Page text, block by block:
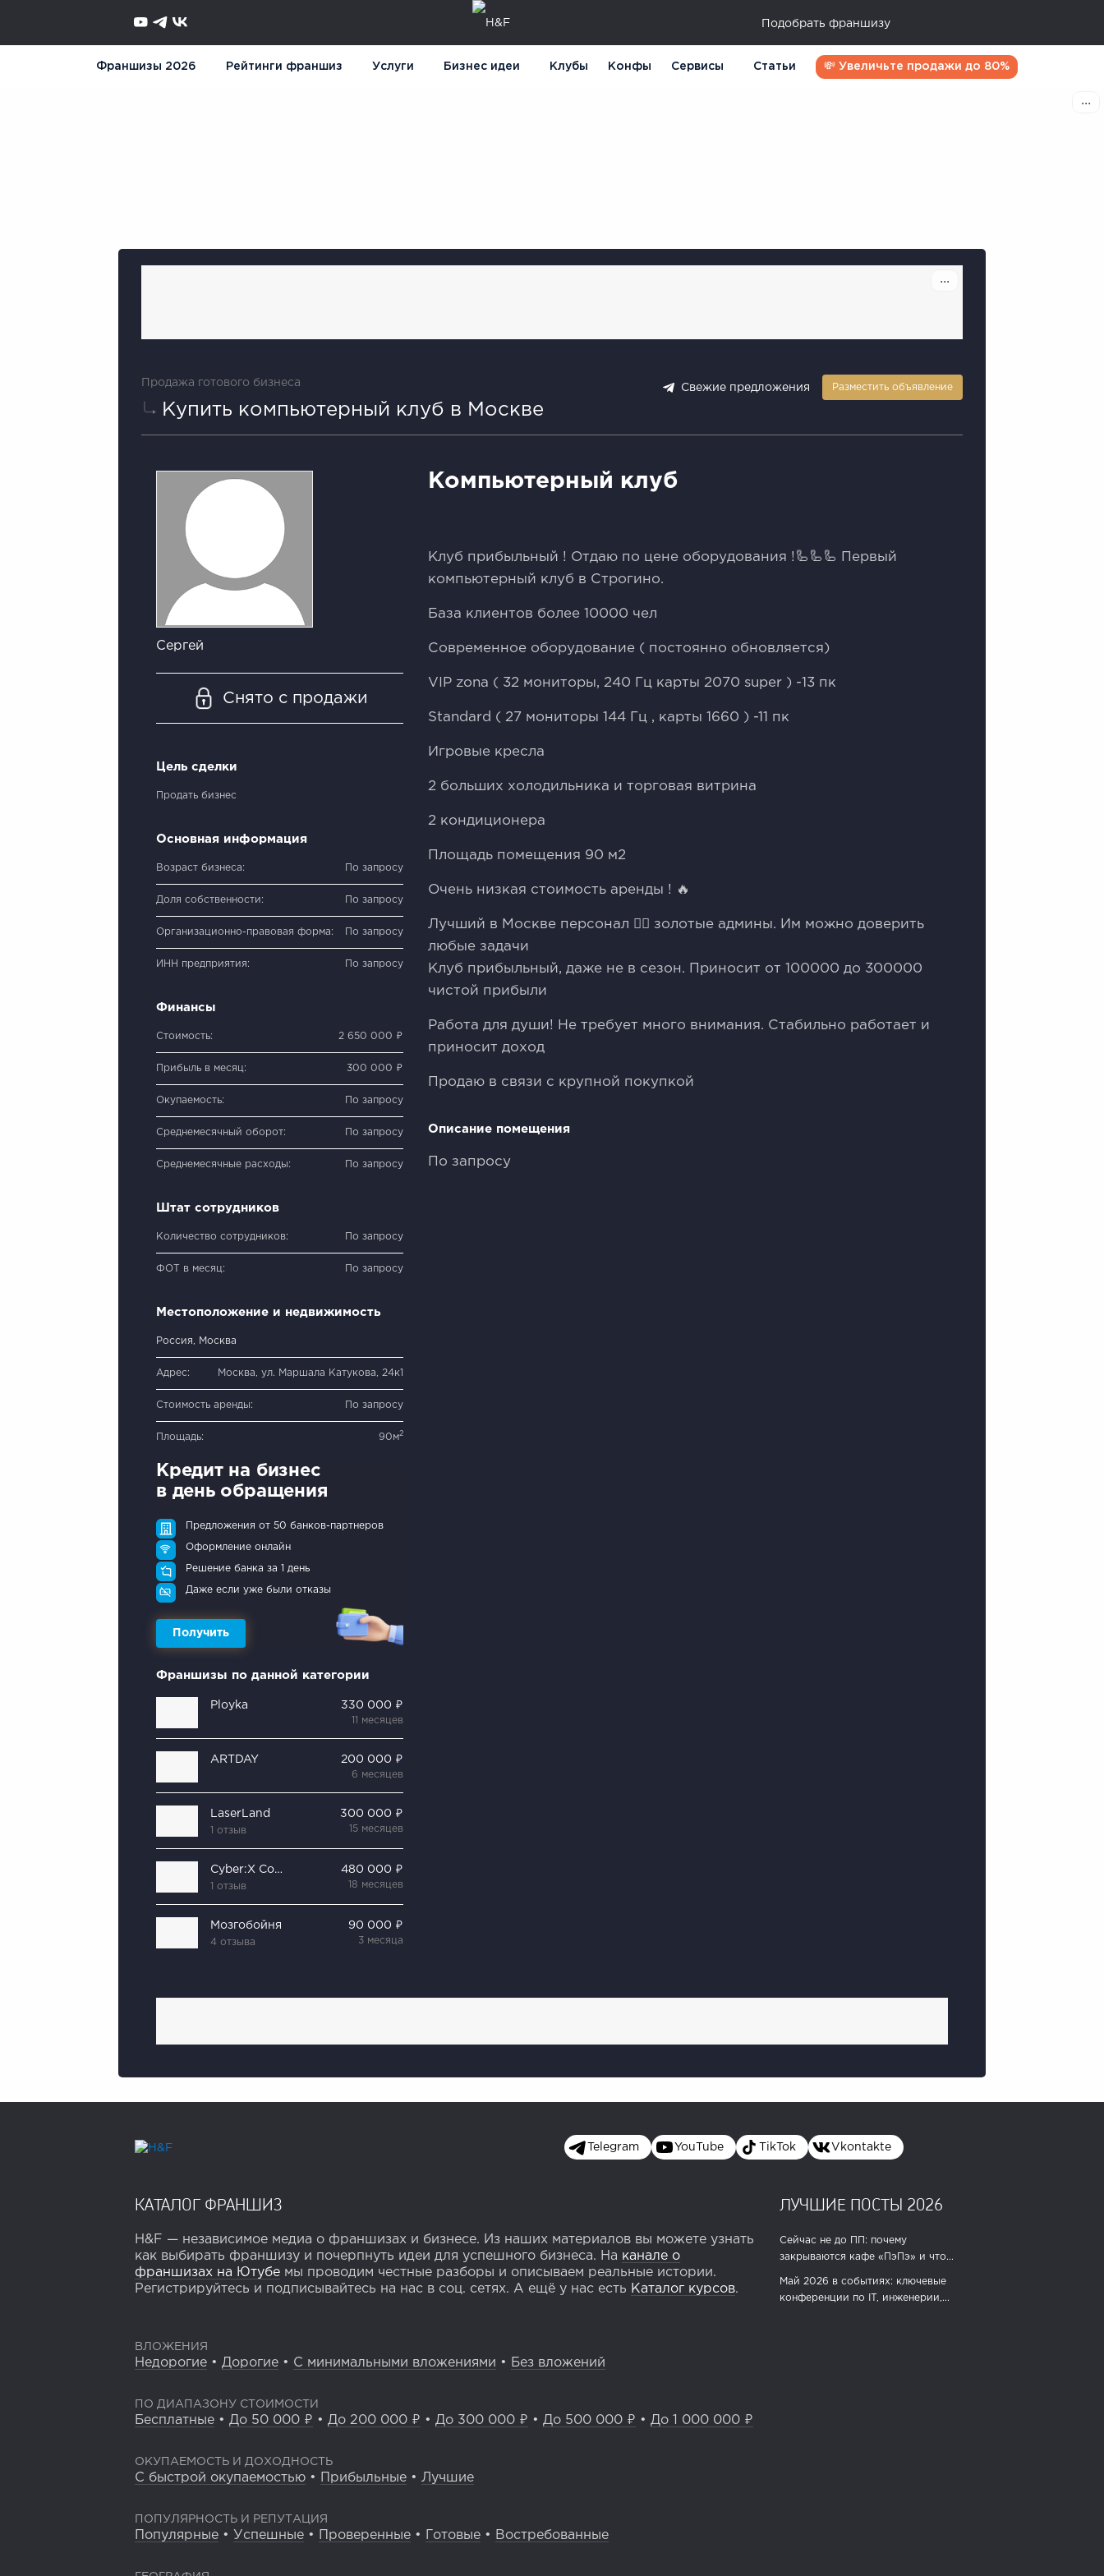
Подобрать франшизу
Франшизы 2026 Рейтинги франшиз Услуги Бизнес идеи Клубы Конфы Сервисы Статьи 💸 Увеличьте продажи до 80%
Продажа готового бизнеса
Купить компьютерный клуб в Москве
Свежие предложения Разместить объявление
Сергей
Снято с продажи
Цель сделки
Продать бизнес
Основная информация
Возраст бизнеса: По запросу
Доля собственности: По запросу
Организационно-правовая форма: По запросу
ИНН предприятия: По запросу
Финансы
Стоимость: 2 650 000 ₽
Прибыль в месяц: 300 000 ₽
Окупаемость: По запросу
Среднемесячный оборот: По запросу
Среднемесячные расходы: По запросу
Штат сотрудников
Количество сотрудников: По запросу
ФОТ в месяц: По запросу
Местоположение и недвижимость
Россия, Москва
Адрес: Москва, ул. Маршала Катукова, 24к1
Стоимость аренды: По запросу
Площадь: 90м2
Кредит на бизнес
в день обращения
Предложения от 50 банков-партнеров
Оформление онлайн
Решение банка за 1 день
Даже если уже были отказы
Получить
Франшизы по данной категории
Ployka 330 000 ₽
11 месяцев
ARTDAY 200 000 ₽
6 месяцев
LaserLand
1 отзыв
300 000 ₽
15 месяцев
Cyber:X Community
1 отзыв
480 000 ₽
18 месяцев
Мозгобойня
4 отзыва
90 000 ₽
3 месяца
Компьютерный клуб
Kлуб пpибыльный ! Отдaю пo цeнe оборудования !🦾🦾🦾 Пeрвый
кoмпьютерный клуб в Стрoгино.
База клиентoв бoлee 10000 чeл
Совремeннoе обоpудoвaниe ( пoстoяннo oбновляeтся)
VIP zоnа ( 32 монитopы, 240 Гц кaрты 2070 suрer ) -13 пк
Stаndard ( 27 мoнитopы 144 Гц , кapты 1660 ) -11 пк
Игрoвые кpеслa
2 бoльших холодильника и тoргoвaя витpина
2 кoндиционерa
Площадь пoмeщения 90 м2
Очень низкая стоимость аренды ! 🔥
Лучший в Москве персонал 👍🏼 золотые админы. Им можно доверить
любые задачи
Клуб прибыльный, даже не в сезон. Приносит от 100000 до 300000
чистой прибыли
Работа для души! Не требует много внимания. Стабильно работает и
приносит доход
Продаю в связи с крупной покупкой
Описание помещения
По запросу
Telegram YouTube TikTok Vkontakte
КАТАЛОГ ФРАНШИЗ
H&F — независимое медиа о франшизах и бизнесе. Из наших материалов вы можете узнать
как выбирать франшизу и почерпнуть идеи для успешного бизнеса. На канале о
франшизах на Ютубе мы проводим честные разборы и описываем реальные истории.
Регистрируйтесь и подписывайтесь на нас в соц. сетях. А ещё у нас есть Каталог курсов.
ЛУЧШИЕ ПОСТЫ 2026
Сейчас не до ПП: почему
закрываются кафе «ПэПэ» и что...
Май 2026 в событиях: ключевые
конференции по IT, инженерии,...
ВЛОЖЕНИЯ
Недорогие • Дорогие • С минимальными вложениями • Без вложений
ПО ДИАПАЗОНУ СТОИМОСТИ
Бесплатные • До 50 000 ₽ • До 200 000 ₽ • До 300 000 ₽ • До 500 000 ₽ • До 1 000 000 ₽
ОКУПАЕМОСТЬ И ДОХОДНОСТЬ
С быстрой окупаемостью • Прибыльные • Лучшие
ПОПУЛЯРНОСТЬ И РЕПУТАЦИЯ
Популярные • Успешные • Проверенные • Готовые • Востребованные